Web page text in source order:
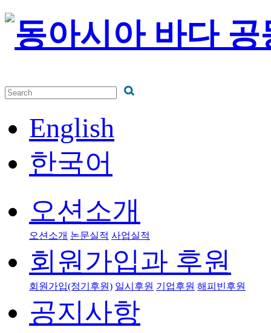
English
한국어
오션소개
오션소개 논문실적 사업실적
회원가입과 후원
회원가입(정기후원) 일시후원 기업후원 해피빈후원
공지사항